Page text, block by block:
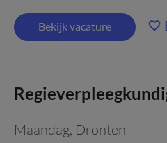
Bekijk vacature
Maandag, Dronten